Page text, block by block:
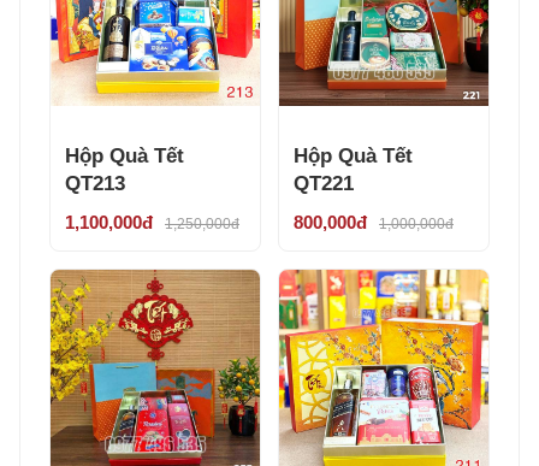
Hộp Quà Tết
QT213
1,100,000đ 1,250,000đ
Hộp Quà Tết
QT221
800,000đ 1,000,000đ